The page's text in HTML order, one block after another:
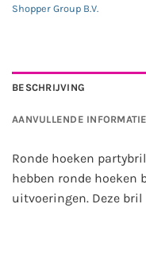
Shopper Group B.V.
BESCHRIJVING
AANVULLENDE INFORMATIE
Ronde hoeken
hebben ronde hoeken
uitvoeringen. Deze